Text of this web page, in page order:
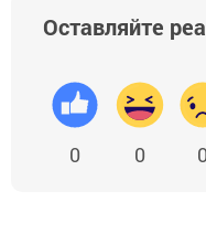
Оставляйте
0 0 0